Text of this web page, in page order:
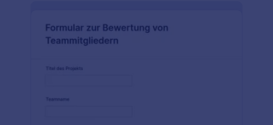
hinzufügen, um die Antworten zu verfolgen, ein
Unterschriftsfeld hinzufügen, um die Online-
deaktivieren, wenn Sie keine Informationen erfassen
und ein Online-Bewertungsformular haben, können